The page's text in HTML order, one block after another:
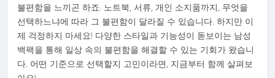
불편함을 느끼곤 하죠. 노트북, 서류, 개인 소지품까지, 무엇을
선택하느냐에 따라 그 불편함이 달라질 수 있습니다. 하지만 이
제 걱정하지 마세요! 다양한 스타일과 기능성이 돋보이는 남성
백팩을 통해 일상 속의 불편함을 해결할 수 있는 기회가 왔습니
다. 어떤 기준으로 선택할지 고민이라면, 지금부터 함께 살펴보